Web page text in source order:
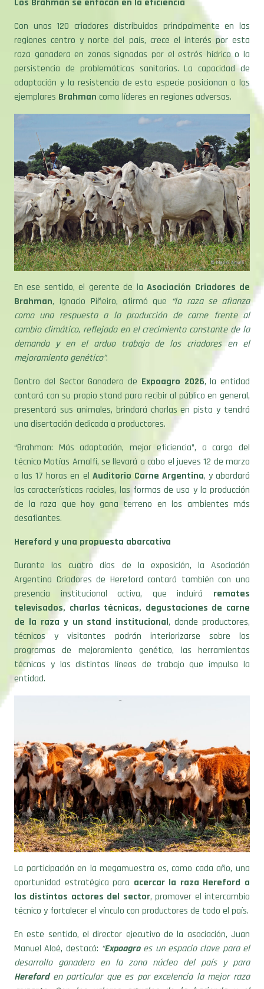
Con unos 120 criadores distribuidos principalmente en las
regiones centro y norte del país, crece el interés por esta
raza ganadera en zonas signadas por el estrés hídrico o la
persistencia de problemáticas sanitarias. La capacidad de
adaptación y la resistencia de esta especie posicionan a los
ejemplares Brahmancomo líderes en regiones adversas.
En ese sentido, el gerente de laAsociación Criadores de
Brahman, Ignacio Piñeiro, afirmó que“la raza se afianza
como una respuesta a la producción de carne frente al
cambio climático, reflejado en el crecimiento constante de la
demanda y en el arduo trabajo de los criadores en el
mejoramiento genético”.
Dentro del Sector Ganadero de
contará con su propio stand para recibir al público en general,
presentará sus animales, brindará charlas en pista y tendrá
una disertación dedicada a productores.
“Brahman: Más adaptación, mejor eficiencia”, a cargo del
técnico Matías Amalfi, se llevará a cabo el jueves 12 de marzo
a las 17 horas en elAuditorio Carne Argentina, y abordará
las características raciales, las formas de uso y la producción
de la raza que hoy gana terreno en los ambientes más
desafiantes.
Hereford y una propuesta abarcativa
Durante los cuatro días de la exposición, la Asociación
Argentina Criadores de Hereford contará también con una
presencia institucional activa, que incluirá remates
televisados, charlas técnicas, degustaciones de carne
de la raza y un stand institucional, donde productores,
técnicos y visitantes podrán interiorizarse sobre los
programas de mejoramiento genético, las herramientas
técnicas y las distintas líneas de trabajo que impulsa la
entidad.
La participación en la megamuestra es, como cada año, una
oportunidad estratégica paraacercar la raza Hereford a
los distintos actores del sector, promover el intercambio
técnico y fortalecer el vínculo con productores de todo el país.
En este sentido, el director ejecutivo de la asociación, Juan
Manuel Aloé, destacó:“Expoagroes un espacio clave para el
desarrollo ganadero en la zona núcleo del país y para
Hereforden particular que es por excelencia la mejor raza
cruzante. Con los valores actuales de la hacienda y el
pronóstico futuro qué tiene, la vuelta a la explotación mixta